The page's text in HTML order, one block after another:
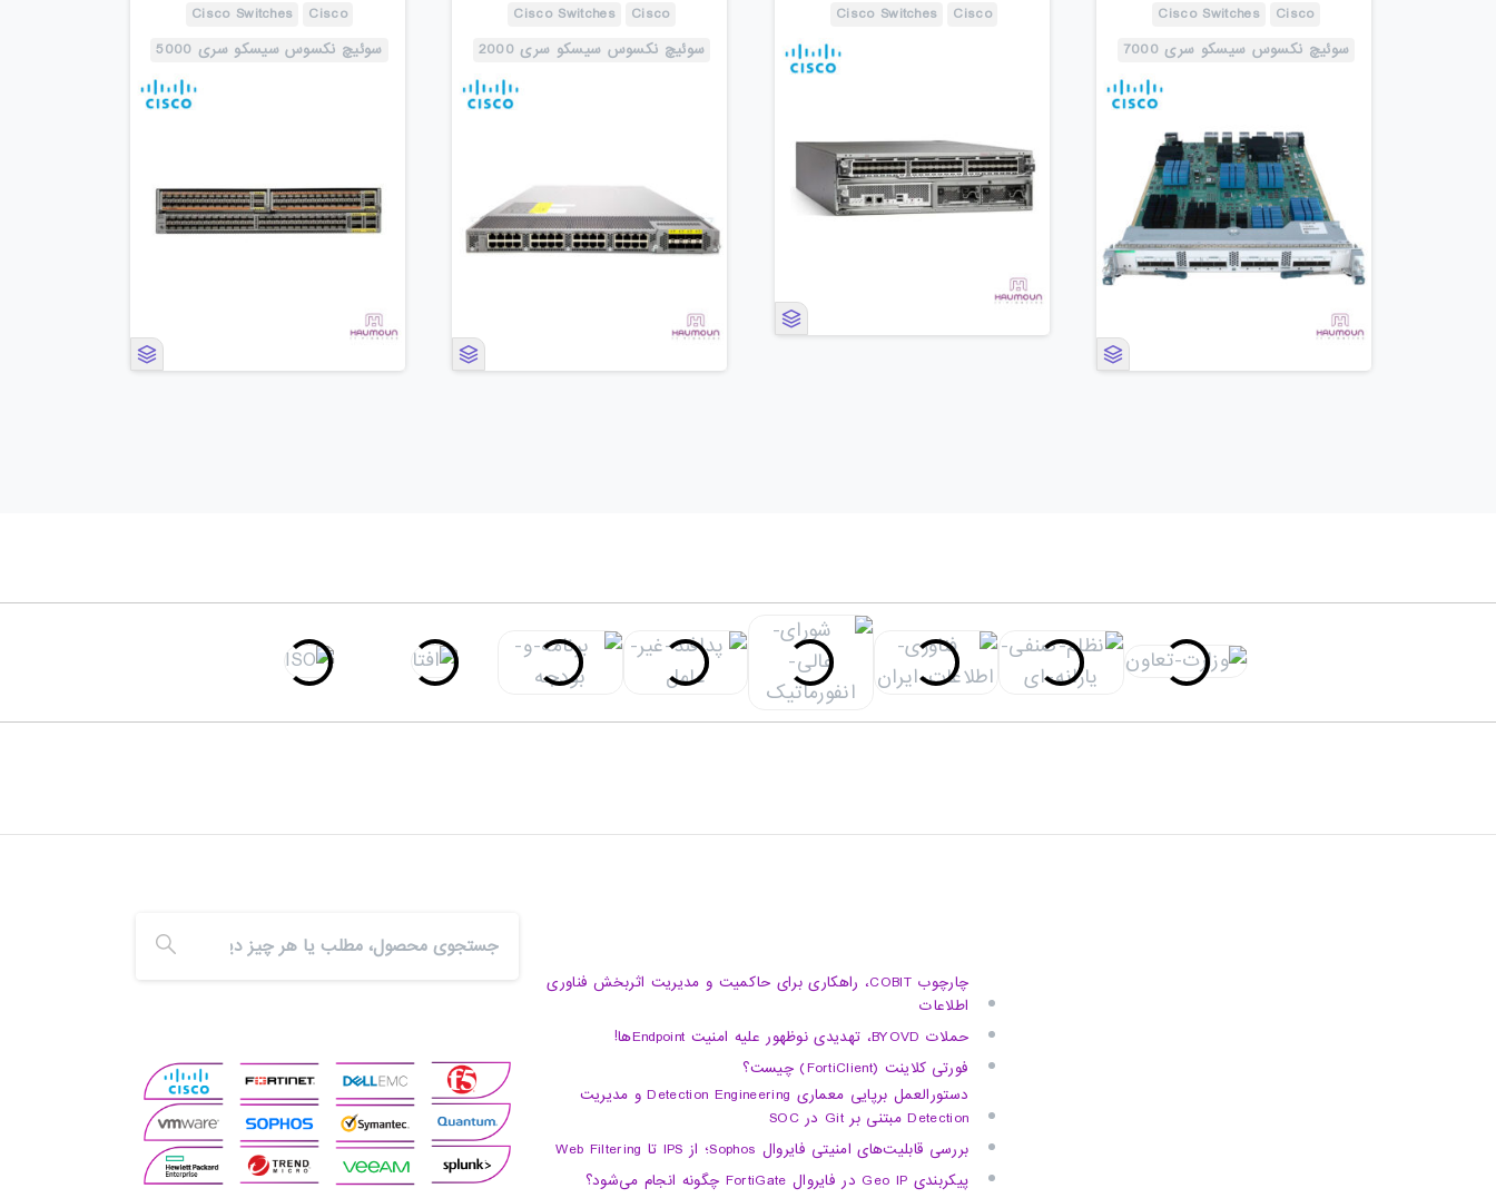
Cisco
Cisco Switches
سوئیچ نکسوس سیسکو سری 7000
Cisco
Cisco Switches
Cisco
Cisco Switches
سوئیچ نکسوس سیسکو سری 2000
Cisco
Cisco Switches
سوئیچ نکسوس سیسکو سری 5000
چارچوب COBIT، راهکاری برای حاکمیت و مدیریت اثربخش فناوری
اطلاعات
حملات BYOVD، تهدیدی نوظهور علیه امنیت Endpointها!
فورتی کلاینت (FortiClient) چیست؟
دستورالعمل برپایی معماری Detection Engineering و مدیریت
Detection مبتنی بر Git در SOC
بررسی قابلیت‌های امنیتی فایروال Sophos؛ از IPS تا Web Filtering
پیکربندی Geo IP در فایروال FortiGate چگونه انجام می‌شود؟